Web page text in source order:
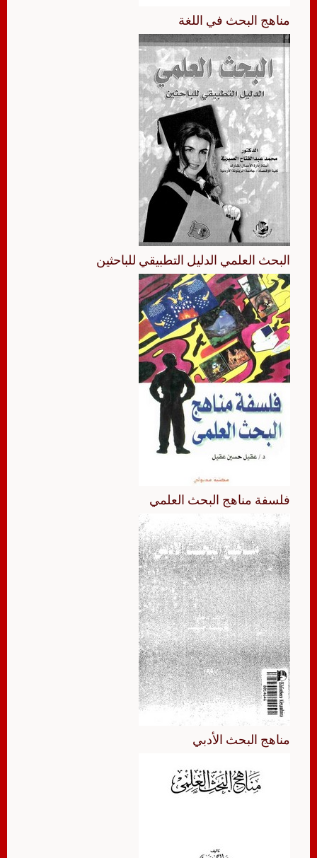
مناهج البحث في اللغة
البحث العلمي الدليل التطبيقي للباحثين
فلسفة مناهج البحث العلمي
مناهج البحث الأدبي